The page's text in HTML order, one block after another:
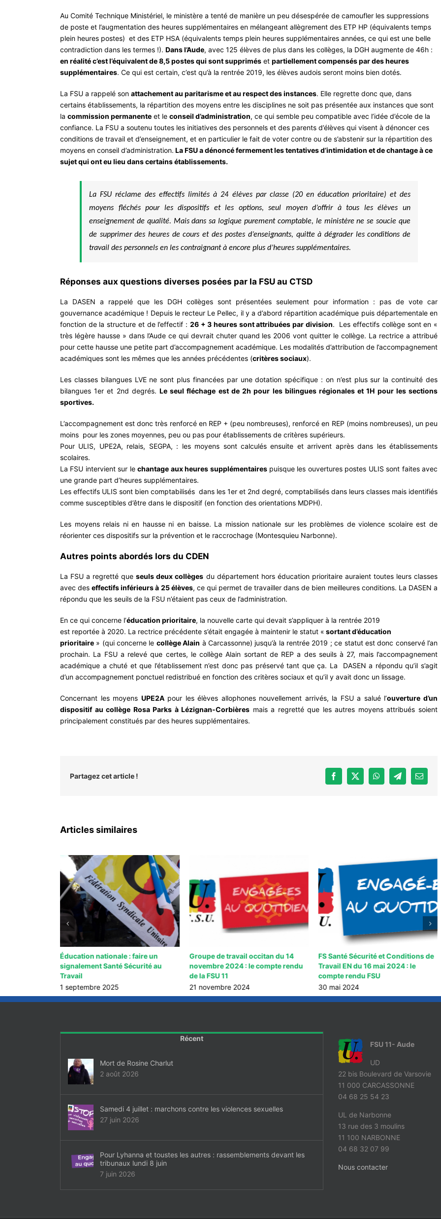
Au Comité Technique Ministériel, le ministère a tenté de manière un peu désespérée de camoufler les suppressions
de poste et l’augmentation des heures supplémentaires en mélangeant allègrement des ETP HP (équivalents temps
plein heures postes) et des ETP HSA (équivalents temps plein heures supplémentaires années, ce qui est une belle
contradiction dans les termes !). Dans l’Aude, avec 125 élèves de plus dans les collèges, la DGH augmente de 46h :
en réalité c’est l’équivalent de 8,5 postes qui sont supprimés et partiellement compensés par des heures
supplémentaires. Ce qui est certain, c’est qu’à la rentrée 2019, les élèves audois seront moins bien dotés.
La FSU a rappelé son attachement au paritarisme et au respect des instances. Elle regrette donc que, dans
certains établissements, la répartition des moyens entre les disciplines ne soit pas présentée aux instances que sont
la commission permanente et le conseil d’administration, ce qui semble peu compatible avec l’idée d’école de la
confiance. La FSU a soutenu toutes les initiatives des personnels et des parents d’élèves qui visent à dénoncer ces
conditions de travail et d’enseignement, et en particulier le fait de voter contre ou de s’abstenir sur la répartition des
moyens en conseil d’administration. La FSU a dénoncé fermement les tentatives d’intimidation et de chantage à ce
sujet qui ont eu lieu dans certains établissements.
La FSU réclame des effectifs limités à 24 élèves par classe (20 en éducation prioritaire) et des
moyens fléchés pour les dispositifs et les options, seul moyen d’offrir à tous les élèves un
enseignement de qualité. Mais dans sa logique purement comptable, le ministère ne se soucie que
de supprimer des heures de cours et des postes d’enseignants, quitte à dégrader les conditions de
travail des personnels en les contraignant à encore plus d’heures supplémentaires.
Réponses aux questions diverses posées par la FSU au CTSD
La DASEN a rappelé que les DGH collèges sont présentées seulement pour information : pas de vote car
gouvernance académique ! Depuis le recteur Le Pellec, il y a d’abord répartition académique puis départementale en
fonction de la structure et de l’effectif : 26 + 3 heures sont attribuées par division. Les effectifs collège sont en «
très légère hausse » dans l’Aude ce qui devrait chuter quand les 2006 vont quitter le collège. La rectrice a attribué
pour cette hausse une petite part d’accompagnement académique. Les modalités d’attribution de l’accompagnement
académiques sont les mêmes que les années précédentes (critères sociaux).
Les classes bilangues LVE ne sont plus financées par une dotation spécifique : on n’est plus sur la continuité des
bilangues 1er et 2nd degrés.Le seul fléchage est de 2h pour les bilingues régionales et 1H pour les sections
sportives.
L’accompagnement est donc très renforcé en REP + (peu nombreuses), renforcé en REP (moins nombreuses), un peu
moins pour les zones moyennes, peu ou pas pour établissements de critères supérieurs.
Pour ULIS, UPE2A, relais, SEGPA, : les moyens sont calculés ensuite et arrivent après dans les établissements
scolaires.
La FSU intervient sur lechantage aux heures supplémentairespuisque les ouvertures postes ULIS sont faites avec
une grande part d’heures supplémentaires.
Les effectifs ULIS sont bien comptabilisés dans les 1er et 2nd degré, comptabilisés dans leurs classes mais identifiés
comme susceptibles d’être dans le dispositif (en fonction des orientations MDPH).
Les moyens relais ni en hausse ni en baisse. La mission nationale sur les problèmes de violence scolaire est de
réorienter ces dispositifs sur la prévention et le raccrochage (Montesquieu Narbonne).
Autres points abordés lors du CDEN
La FSU a regretté queseuls deux collèges du département hors éducation prioritaire auraient toutes leurs classes
avec deseffectifs inférieurs à 25 élèves, ce qui permet de travailler dans de bien meilleures conditions. La DASEN a
répondu que les seuils de la FSU n’étaient pas ceux de l’administration.
En ce qui concerne l’éducation prioritaire, la nouvelle carte qui devait s’appliquer à la rentrée 2019
est reportée à 2020. La rectrice précédente s’était engagée à maintenir le statut « sortant d’éducation
prioritaire » (qui concerne le collège Alain à Carcassonne) jusqu’à la rentrée 2019 ; ce statut est donc conservé l’an
prochain. La FSU a relevé que certes, le collège Alain sortant de REP a des seuils à 27, mais l’accompagnement
académique a chuté et que l’établissement n’est donc pas préservé tant que ça. La DASEN a répondu qu’il s’agit
d’un accompagnement ponctuel redistribué en fonction des critères sociaux et qu’il y avait donc un lissage.
Concernant les moyens UPE2Apour les élèves allophones nouvellement arrivés, la FSU a salué l’ouverture d’un
dispositif au collège Rosa Parks à Lézignan-Corbières mais a regretté que les autres moyens attribués soient
principalement constitués par des heures supplémentaires.
Partagez cet article ! Facebook
X WhatsAppTelegramEmail
Articles similaires
Éducation nationale : faire un
signalement Santé Sécurité au
Travail
1 septembre 2025
Groupe de travail occitan du 14
novembre 2024 : le compte rendu
de la FSU 11
21 novembre 2024
FS Santé Sécurité et Conditions de
Travail EN du 16 mai 2024 : le
compte rendu FSU
30 mai 2024
Récent
Mort de Rosine Charlut
2 août 2026
Samedi 4 juillet : marchons contre les violences sexuelles
27 juin 2026
Pour Lyhanna et toustes les autres : rassemblements devant les
tribunaux lundi 8 juin
7 juin 2026
FSU 11- Aude
UD
22 bis Boulevard de Varsovie
11 000 CARCASSONNE
04 68 25 54 23
UL de Narbonne
13 rue des 3 moulins
11 100 NARBONNE
04 68 32 07 99
Nous contacter